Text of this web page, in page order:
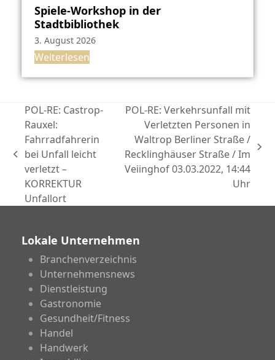
Spiele-Workshop in der
Stadtbibliothek
3. August 2026
Weiterlesen
vorheriger
Beitrag:
POL-RE: Castrop-
Rauxel:
Fahrradfahrerin
bei Unfall leicht
verletzt –
KORREKTUR
Unfallort
Nächster
Beitrag:
POL-RE: Verkehrsunfall mit
Verletzten Personen in
Waltrop Berliner Straße /
Recklinghäuser Straße / Im
Veiinghof 03.03.2022, 14:44
Uhr
Lokale Unternehmen
Branchenverzeichnis
Unternehmensnews
Dienstleistung
Gastronomie
Gesundheit/Fitness
Handel
Handwerk